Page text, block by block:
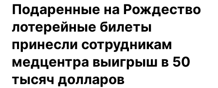
Подаренные на Рождество
лотерейные билеты
принесли сотрудникам
медцентра выигрыш в 50
тысяч долларов